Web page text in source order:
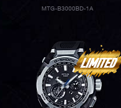
MTG-B3000BD-1A